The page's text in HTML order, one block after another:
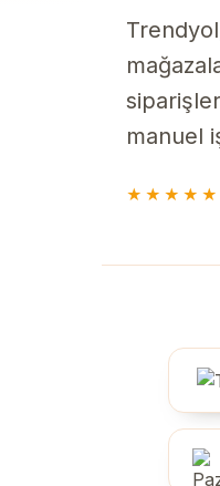
siparişler
manuel
★★★★★